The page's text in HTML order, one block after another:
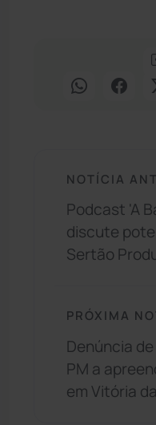
NOTÍCIA
Podcast 'A
discute
Sertão
PRÓXIMA
Denúncia
PM a
em Vitória